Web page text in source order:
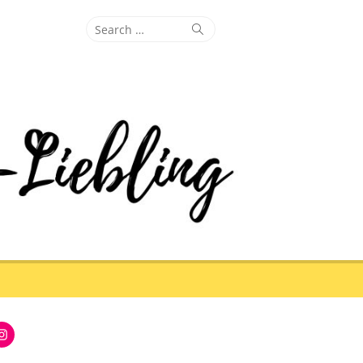
Search
Search
Instagram